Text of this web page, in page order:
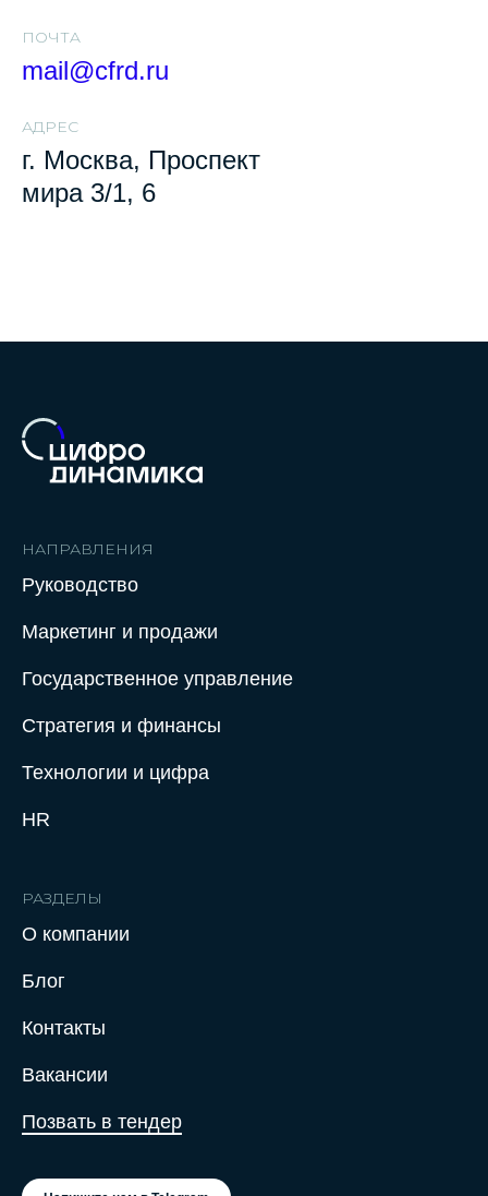
ПОЧТA
АДРЕС
mail@cfrd.ru
г. Москва, Проспект
мира 3/1, 6
вы соглашаетесь с Политикой
Руководство
НАПРАВЛЕНИЯ
Маркетинг и продажи
Государственное управление
Стратегия и финансы
Технологии и цифра
HR
О компании
Контакты
Вакансии
Позвать в тендер
РАЗДЕЛЫ
Блог